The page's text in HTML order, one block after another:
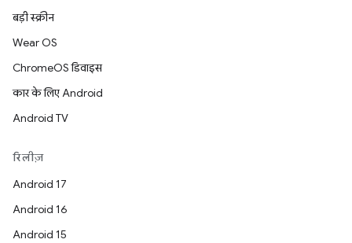
बड़ी स्क्रीन
Wear OS
ChromeOS डिवाइस
कार के लिए Android
Android TV
रिलीज़
Android 17
Android 16
Android 15